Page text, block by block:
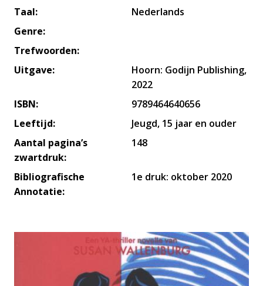
Taal:
Nederlands
Genre:
Trefwoorden:
Uitgave:
Hoorn: Godijn Publishing,
2022
ISBN:
9789464640656
Leeftijd:
Jeugd, 15 jaar en ouder
Aantal pagina’s
zwartdruk:
148
Bibliografische
Annotatie:
1e druk: oktober 2020